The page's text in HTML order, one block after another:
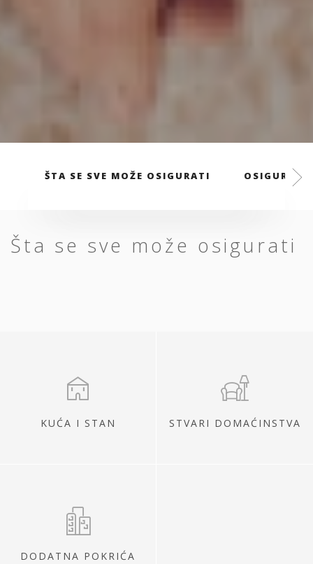
ŠTA SE SVE MOŽE OSIGURATI
Šta se sve može osigurati
KUĆA I STAN STVARI DOMAĆINSTVA
DODATNA POKRIĆA